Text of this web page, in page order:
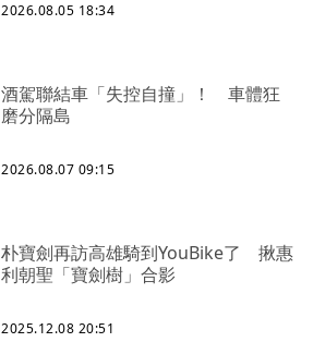
2026.08.05 18:34
酒駕聯結車「失控自撞」！ 車體狂
磨分隔島
2026.08.07 09:15
朴寶劍再訪高雄騎到YouBike了 揪惠
利朝聖「寶劍樹」合影
2025.12.08 20:51